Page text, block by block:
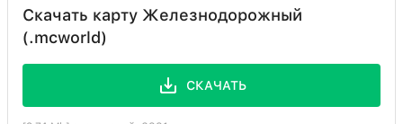
Скачать карту Железнодорожный
(.mcworld)
СКАЧАТЬ